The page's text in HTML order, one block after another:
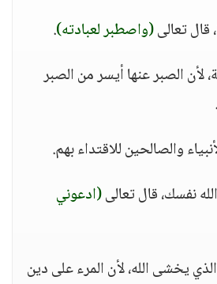
(واصطبر لعبادته).
لأن الصبر عنها أيسر من الصبر
(ادعوني
يخشى الله، لأن المرء على دين